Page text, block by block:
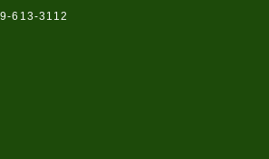
613-3112